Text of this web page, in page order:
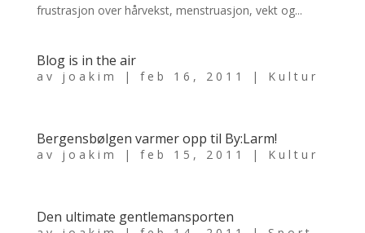
frustrasjon over hårvekst, menstruasjon, vekt og...
Blog is in the air
av joakim | feb 16, 2011 | Kultur
Bergensbølgen varmer opp til By:Larm!
av joakim | feb 15, 2011 | Kultur
Den ultimate gentlemansporten